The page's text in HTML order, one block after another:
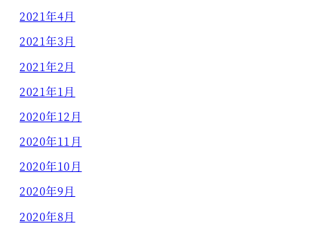
2021年4月
2021年3月
2021年2月
2021年1月
2020年12月
2020年11月
2020年10月
2020年9月
2020年8月